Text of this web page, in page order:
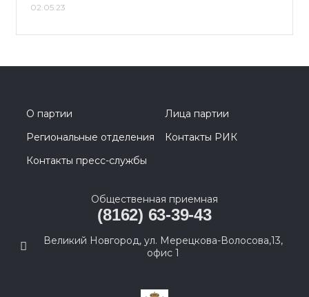
02.05.23
О партии
Лица партии
Региональные отделения
Контакты РИК
Контакты пресс-службы
Общественная приемная
(8162) 63-39-43
Великий Новгород, ул. Мерецкова-Волосова,13,
офис 1